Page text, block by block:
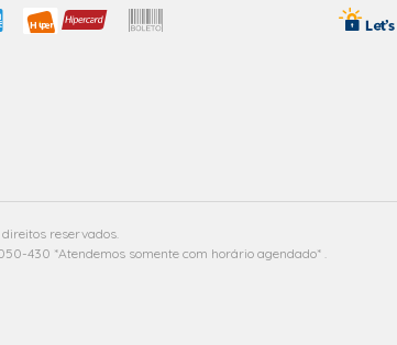
reservados.
430 *Atendemos somente com horário agendado* .